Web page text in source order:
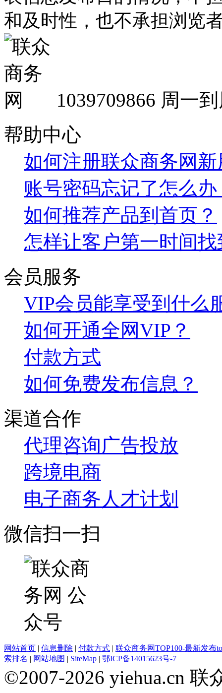
和及时性，也不承担浏览
1039709866 周一
帮助中心
如何注册联众商务网
账号密码忘记了怎么办
如何推荐产品到首页？
怎样让客户第一时间
会员服务
VIP会员能享受到什么
如何开通全网VIP？
付款方式
如何免费发布信息？
渠道合作
代理咨询广告投放
跨境电商
电子商务人才计划
微信扫一扫
网站首页 | 信息删除 | 付款方式 | 联众商务网TOP100-最新发布
索排名 | 网站地图 | SiteMap | 鄂ICP备14015623号-7
©2007-2026 yiehua.cn